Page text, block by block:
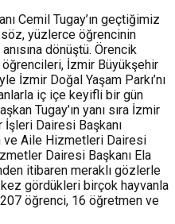
Cemil Tugay’ın geçtiğimiz
yüzlerce öğrencinin
dönüştü. Örencik
İzmir Büyükşehir
İzmir Doğal Yaşam Parkı’nı
iç içe keyifli bir gün
Tugay’ın yanı sıra İzmir
Dairesi Başkanı
ve Aile Hizmetleri Dairesi
Dairesi Başkanı Ela
itibaren meraklı gözlerle
gördükleri birçok hayvanla
207 öğrenci, 16 öğretmen ve